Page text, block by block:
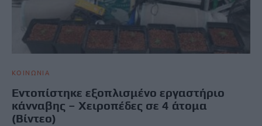
ΚΟΙΝΩΝΙΑ
Εντοπίστηκε εξοπλισμένο εργαστήριο
κάνναβης – Χειροπέδες σε 4 άτομα
(Βίντεο)